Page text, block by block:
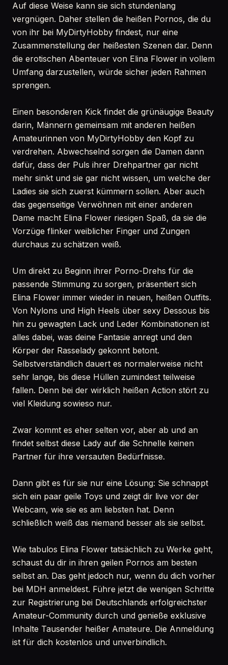
Auf diese Weise kann sie sich stundenlang
vergnügen. Daher stellen die heißen Pornos, die du
von ihr bei MyDirtyHobby findest, nur eine
Zusammenstellung der heißesten Szenen dar. Denn
die erotischen Abenteuer von Elina Flower in vollem
Umfang darzustellen, würde sicher jeden Rahmen
sprengen.
Einen besonderen Kick findet die grünäugige Beauty
darin, Männern gemeinsam mit anderen heißen
Amateurinnen von MyDirtyHobby den Kopf zu
verdrehen. Abwechselnd sorgen die Damen dann
dafür, dass der Puls ihrer Drehpartner gar nicht
mehr sinkt und sie gar nicht wissen, um welche der
Ladies sie sich zuerst kümmern sollen. Aber auch
das gegenseitige Verwöhnen mit einer anderen
Dame macht Elina Flower riesigen Spaß, da sie die
Vorzüge flinker weiblicher Finger und Zungen
durchaus zu schätzen weiß.
Um direkt zu Beginn ihrer Porno-Drehs für die
passende Stimmung zu sorgen, präsentiert sich
Elina Flower immer wieder in neuen, heißen Outfits.
Von Nylons und High Heels über sexy Dessous bis
hin zu gewagten Lack und Leder Kombinationen ist
alles dabei, was deine Fantasie anregt und den
Körper der Rasselady gekonnt betont.
Selbstverständlich dauert es normalerweise nicht
sehr lange, bis diese Hüllen zumindest teilweise
fallen. Denn bei der wirklich heißen Action stört zu
viel Kleidung sowieso nur.
Zwar kommt es eher selten vor, aber ab und an
findet selbst diese Lady auf die Schnelle keinen
Partner für ihre versauten Bedürfnisse.
Dann gibt es für sie nur eine Lösung: Sie schnappt
sich ein paar geile Toys und zeigt dir live vor der
Webcam, wie sie es am liebsten hat. Denn
schließlich weiß das niemand besser als sie selbst.
Wie tabulos Elina Flower tatsächlich zu Werke geht,
schaust du dir in ihren geilen Pornos am besten
selbst an. Das geht jedoch nur, wenn du dich vorher
bei MDH anmeldest. Führe jetzt die wenigen Schritte
zur Registrierung bei Deutschlands erfolgreichster
Amateur-Community durch und genieße exklusive
Inhalte Tausender heißer Amateure. Die Anmeldung
ist für dich kostenlos und unverbindlich.